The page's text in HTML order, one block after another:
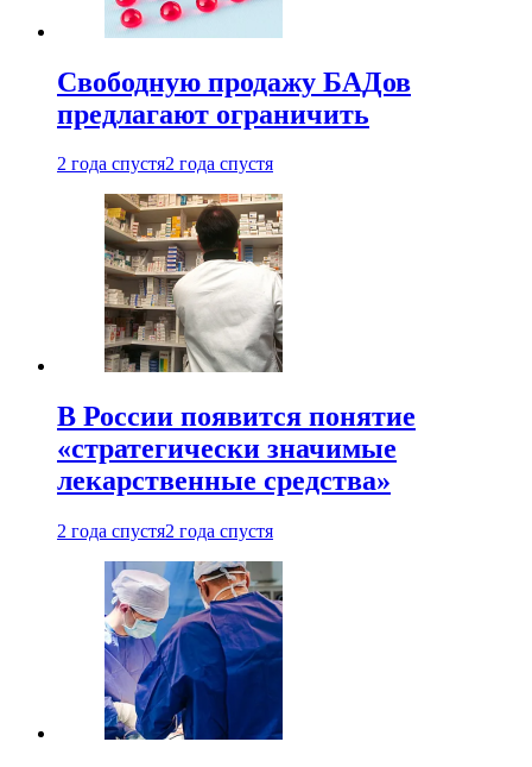
Свободную продажу БАДов
предлагают ограничить
2 года спустя2 года спустя
В России появится понятие
«стратегически значимые
лекарственные средства»
2 года спустя2 года спустя